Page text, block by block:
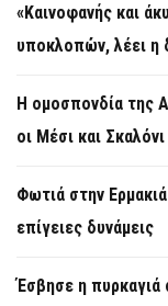
«Καινοφανής και
υποκλοπών, λέει η
Η ομοσπονδία της
οι Μέσι και Σκαλόνι
Φωτιά στην
επίγειες δυνάμεις
Έσβησε η